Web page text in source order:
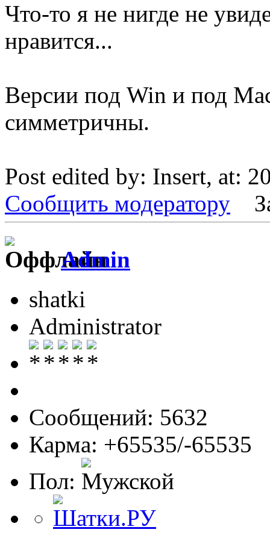
Что-то я не нигде не
нравится...
Версии под Win и под
симметричны.
Post edited by: Insert, at:
Сообщить модератору
Admin
shatki
Administrator
Сообщений: 5632
Карма: +65535/-65535
Пол: